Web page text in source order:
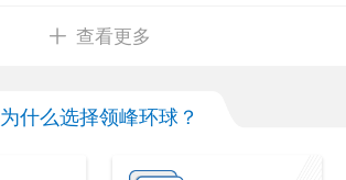
查看更多
为什么选择领峰环球？